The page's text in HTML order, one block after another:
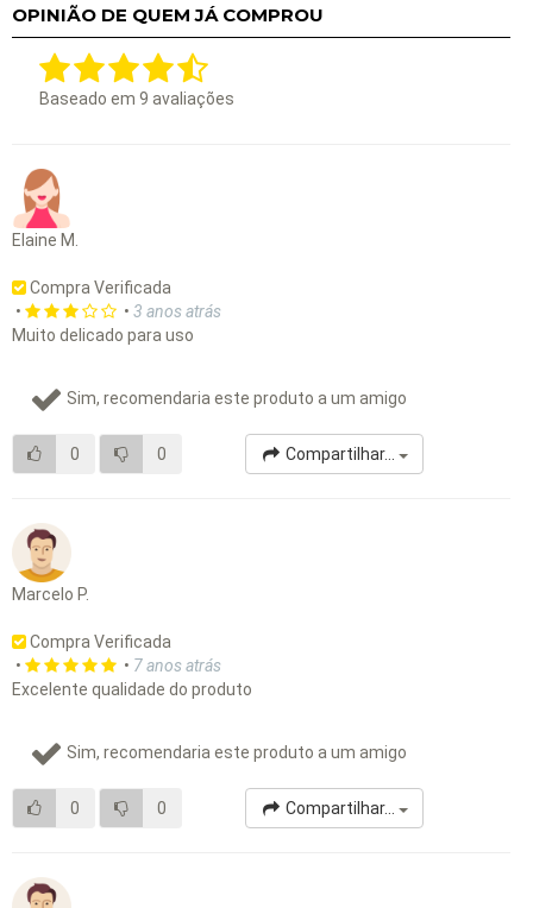
OPINIÃO DE QUEM JÁ COMPROU
Baseado em 9 avaliações
Elaine M.
Compra Verificada
•
• 3 anos atrás
Muito delicado para uso
Sim, recomendaria este produto a um amigo
0 0 Compartilhar...
Marcelo P.
Compra Verificada
•
• 7 anos atrás
Excelente qualidade do produto
Sim, recomendaria este produto a um amigo
0 0 Compartilhar...